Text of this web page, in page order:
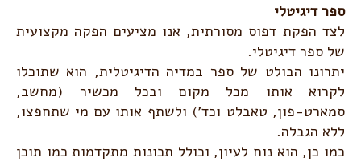
ספר דיגיטלי
לצד הפקת דפוס מסורתית, אנו מציעים הפקה מקצועית
של ספר דיגיטלי.
יתרונו הבולט של ספר במדיה הדיגיטלית, הוא שתוכלו
לקרוא אותו מכל מקום ובכל מכשיר (מחשב,
סמארט-פון, טאבלט וכד') ולשתף אותו עם מי שתחפצו,
ללא הגבלה.
כמו כן, הוא נוח לעיון, וכולל תכונות מתקדמות כמו תוכן